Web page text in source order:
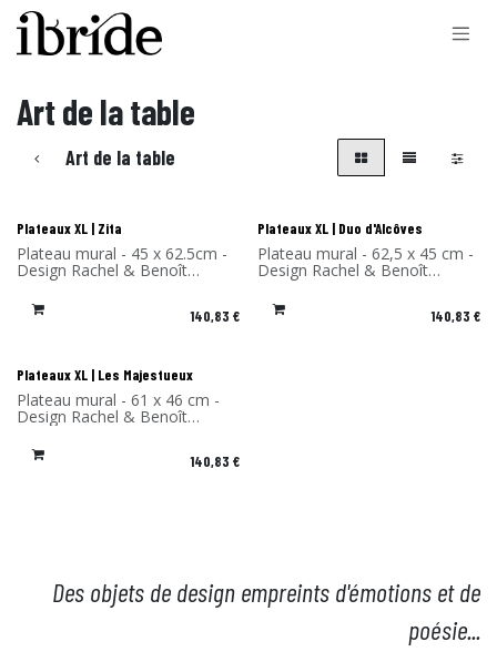
Se rendre au contenu
Art de la table
Art de la table
Plateaux XL | Zita
Plateau mural - 45 x 62.5cm -
Design Rachel & Benoît
Convers - Matériau: Stratifié
de bouleau- Fabriqué en
France 140,83 €
Plateaux XL | Duo d'Alcôves
Plateau mural - 62,5 x 45 cm -
Design Rachel & Benoît
Convers - Matériau: Stratifié
de bouleau - Fabriqué en
France 140,83 €
Plateaux XL | Les Majestueux
Plateau mural - 61 x 46 cm -
Design Rachel & Benoît
Convers - Matériau: Stratifié
de bouleau - Fabriqué en
France 140,83 €
Des objets de design empreints d'émotions et de
poésie...